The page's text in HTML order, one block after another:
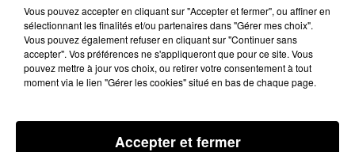
3 juillet 2023 - 2 min 21 sec
LES INFOS DES HAUTES-PYRÉNÉES DU
03/07/2023 À 14H00
Podcasts infos des Hautes-Pyrénées
Vous pouvez accepter en cliquant sur "Accepter et fermer", ou affiner en
sélectionnant les finalités et/ou partenaires dans "Gérer mes choix".
Vous pouvez également refuser en cliquant sur "Continuer sans
accepter". Vos préférences ne s'appliqueront que pour ce site. Vous
pouvez mettre à jour vos choix, ou retirer votre consentement à tout
moment via le lien "Gérer les cookies" situé en bas de chaque page.
Accepter et fermer